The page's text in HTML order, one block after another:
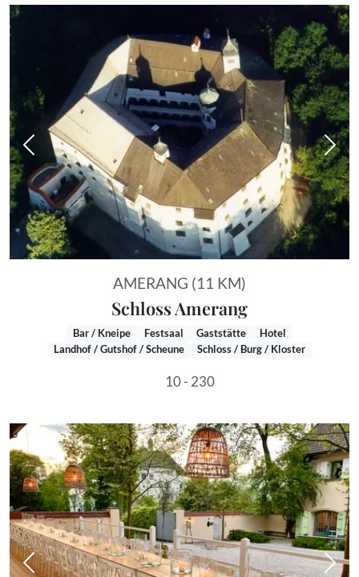
Vorheriges Bild
AMERANG (11 KM)
Schloss Amerang
Bar / Kneipe Festsaal Gaststätte
Hotel
Landhof / Gutshof / Scheune
Schloss / Burg / Kloster
10 - 230
Vorheriges Bild